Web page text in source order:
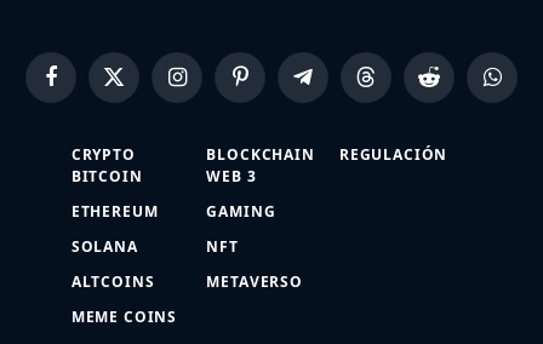
FacebookX
(Twitter)
InstagramPinterestTelegramThreads Reddit
CRYPTO
BITCOIN
ETHEREUM
SOLANA
ALTCOINS
MEME COINS
BLOCKCHAIN
WEB 3
GAMING
NFT
METAVERSO
REGULACIÓN